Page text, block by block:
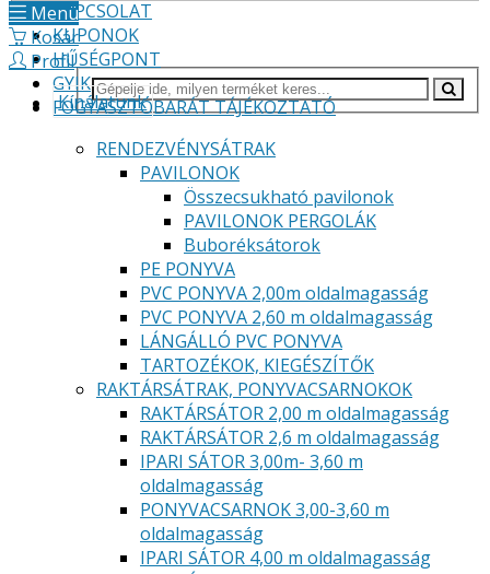
KAPCSOLAT
KUPONOK
HŰSÉGPONT
GYIK
FOGYASZTÓBARÁT TÁJÉKOZTATÓ
Menü
Kosár
Profil
Kínálatunk
RENDEZVÉNYSÁTRAK
PAVILONOK
Összecsukható pavilonok
PAVILONOK PERGOLÁK
Buboréksátorok
PE PONYVA
PVC PONYVA 2,00m oldalmagasság
PVC PONYVA 2,60 m oldalmagasság
LÁNGÁLLÓ PVC PONYVA
TARTOZÉKOK, KIEGÉSZÍTŐK
RAKTÁRSÁTRAK, PONYVACSARNOKOK
RAKTÁRSÁTOR 2,00 m oldalmagasság
RAKTÁRSÁTOR 2,6 m oldalmagasság
IPARI SÁTOR 3,00m- 3,60 m
oldalmagasság
PONYVACSARNOK 3,00-3,60 m
oldalmagasság
IPARI SÁTOR 4,00 m oldalmagasság